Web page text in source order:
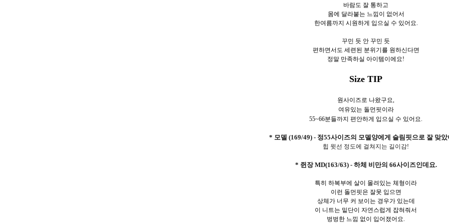
바람도 잘 통하고
몸에 달라붙는 느낌이 없어서
한여름까지 시원하게 입으실 수 있어요.
꾸민 듯 안 꾸민 듯
편하면서도 세련된 분위기를 원하신다면
정말 만족하실 아이템이에요!
Size TIP
원사이즈로 나왔구요,
여유있는 돌먼핏이라
55~66분들까지 편안하게 입으실 수 있어요.
* 모델 (169/49) - 정55사이즈의 모델양에게 슬림핏으로 잘 맞
힙 윗선 정도에 걸쳐지는 길이감!
* 쥔장 MD(163/63) - 하체 비만의 66사이즈인데요.
특히 하복부에 살이 몰려있는 체형이라
이런 돌먼핏은 잘못 입으면
상체가 너무 커 보이는 경우가 있는데
이 니트는 밑단이 자연스럽게 잡혀줘서
벙벙한 느낌 없이 입어졌어요.